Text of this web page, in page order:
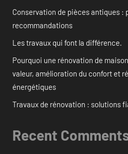
Conservation de pièces antiques :
recommandations
Les travaux qui font la différence.
Pourquoi une rénovation de
valeur, amélioration du confort et
énergétiques
Travaux de rénovation : solutions
Recent